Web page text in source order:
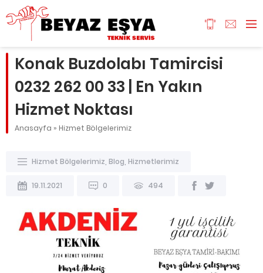
Konak Buzdolabı Tamircisi
0232 262 00 33 | En Yakın
Hizmet Noktası
Anasayfa » Hizmet Bölgelerimiz
Hizmet Bölgelerimiz Blog Hizmetlerimiz
19.11.2021 0 494